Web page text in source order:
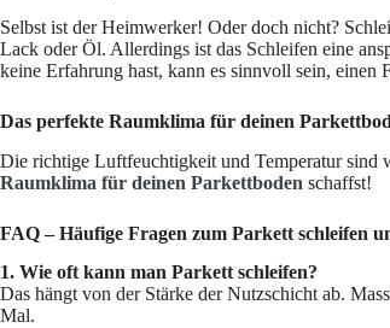
Selbst ist der Heimwerker! Oder doch nicht?
Lack oder Öl. Allerdings ist das Schleifen eine
keine Erfahrung hast, kann es sinnvoll sein, einen
Das perfekte Raumklima für deinen
Die richtige Luftfeuchtigkeit und Temperatur sind
Raumklima für deinen Parkettboden schaffst!
FAQ – Häufige Fragen zum Parkett schleifen
1. Wie oft kann man Parkett schleifen?
Das hängt von der Stärke der Nutzschicht ab.
Mal.